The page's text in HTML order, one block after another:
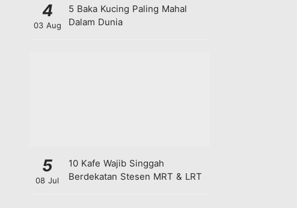
4
03 Aug
5 Baka Kucing Paling Mahal
Dalam Dunia
5
08 Jul
10 Kafe Wajib Singgah
Berdekatan Stesen MRT & LRT